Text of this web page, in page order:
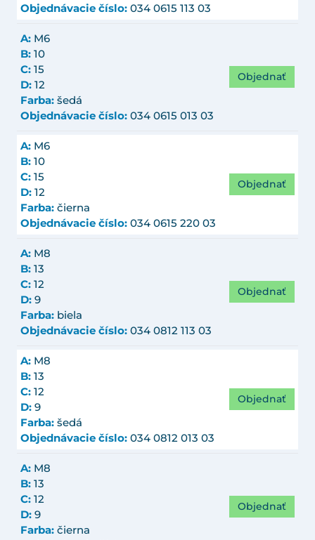
Objednávacie číslo: 034 0615 113 03
A: M6
B: 10
C: 15
D: 12
Farba: šedá
Objednávacie číslo: 034 0615 013 03
Objednať
A: M6
B: 10
C: 15
D: 12
Farba: čierna
Objednávacie číslo: 034 0615 220 03
Objednať
A: M8
B: 13
C: 12
D: 9
Farba: biela
Objednávacie číslo: 034 0812 113 03
Objednať
A: M8
B: 13
C: 12
D: 9
Farba: šedá
Objednávacie číslo: 034 0812 013 03
Objednať
A: M8
B: 13
C: 12
D: 9
Farba: čierna
Objednať